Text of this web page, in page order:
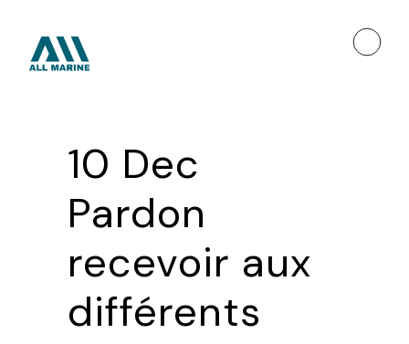
10 Dec
Pardon
recevoir aux
différents